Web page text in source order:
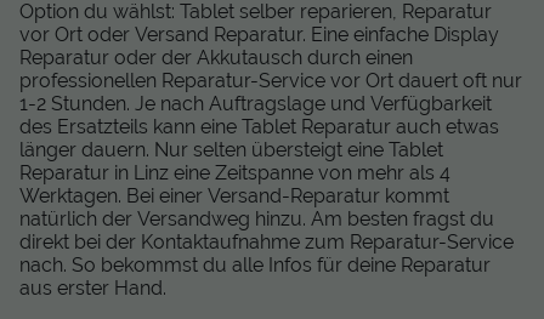
Option du wählst: Tablet selber reparieren, Reparatur
vor Ort oder Versand Reparatur. Eine einfache Display
Reparatur oder der Akkutausch durch einen
professionellen Reparatur-Service vor Ort dauert oft nur
1-2 Stunden. Je nach Auftragslage und Verfügbarkeit
des Ersatzteils kann eine Tablet Reparatur auch etwas
länger dauern. Nur selten übersteigt eine Tablet
Reparatur in Linz eine Zeitspanne von mehr als 4
Werktagen. Bei einer Versand-Reparatur kommt
natürlich der Versandweg hinzu. Am besten fragst du
direkt bei der Kontaktaufnahme zum Reparatur-Service
nach. So bekommst du alle Infos für deine Reparatur
aus erster Hand.